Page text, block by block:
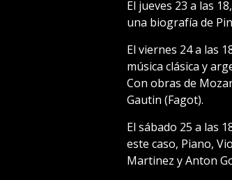
El jueves 23 a las
una biografía de
El viernes 24 a las
música clásica y
Con obras de
Gautin (Fagot).
El sábado 25 a las
este caso, Piano,
Martinez y Anton